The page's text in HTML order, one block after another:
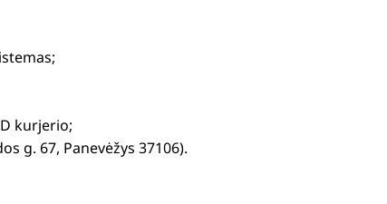
kurjerio;
g. 67, Panevėžys 37106).